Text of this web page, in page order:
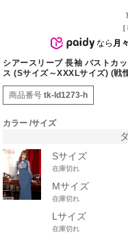
[
なら 月
シアースリーブ 長袖 バストカ
ス (Sサイズ～XXXLサイズ) (戦
商品番号 tk-ld1273-h
カラー サイズ
Sサイズ
在庫切れ
Mサイズ
在庫切れ
Lサイズ
在庫切れ